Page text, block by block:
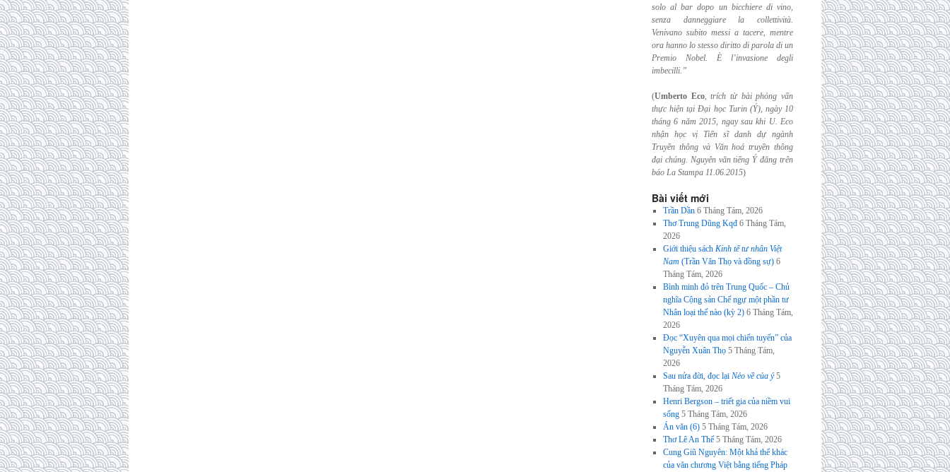
solo albar dopo un bicchiere di vino,
senza danneggiare la collettività.
Venivano subito messi a tacere, mentre
ora hanno lo stesso diritto di parola di un
Premio Nobel. È l’invasione degli
imbecilli.”
(Umberto Eco,trích từ bài phỏng vấn
thực hiện tại Đại học Turin (Ý), ngày 10
tháng 6 năm 2015, ngay sau khi U. Eco
nhận học vị Tiến sĩ danh dự ngành
Truyền thông và Văn hoá truyền thông
đại chúng. Nguyên văn tiếng Ý đăng trên
báo La Stampa 11.06.2015)
Bài viết mới
Trần Dần 6 Tháng Tám, 2026
Thơ Trung Dũng Kqđ 6 Tháng Tám,
2026
Giới thiệu sách Kinh tế tư nhân Việt
Nam (Trần Văn Thọ và đồng sự) 6
Tháng Tám, 2026
Bình minh đỏ trên Trung Quốc – Chủ
nghĩa Cộng sản Chế ngự một phần tư
Nhân loại thế nào (kỳ 2) 6 Tháng Tám,
2026
Đọc “Xuyên qua mọi chiến tuyến” của
Nguyễn Xuân Thọ 5 Tháng Tám,
2026
Sau nửa đời, đọc lại Nẻo về của ý 5
Tháng Tám, 2026
Henri Bergson – triết gia của niềm vui
sống 5 Tháng Tám, 2026
Án văn (6) 5 Tháng Tám, 2026
Thơ Lê An Thế 5 Tháng Tám, 2026
Cung Giũ Nguyên: Một khả thể khác
của văn chương Việt bằng tiếng Pháp